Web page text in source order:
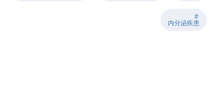
内分泌疾患